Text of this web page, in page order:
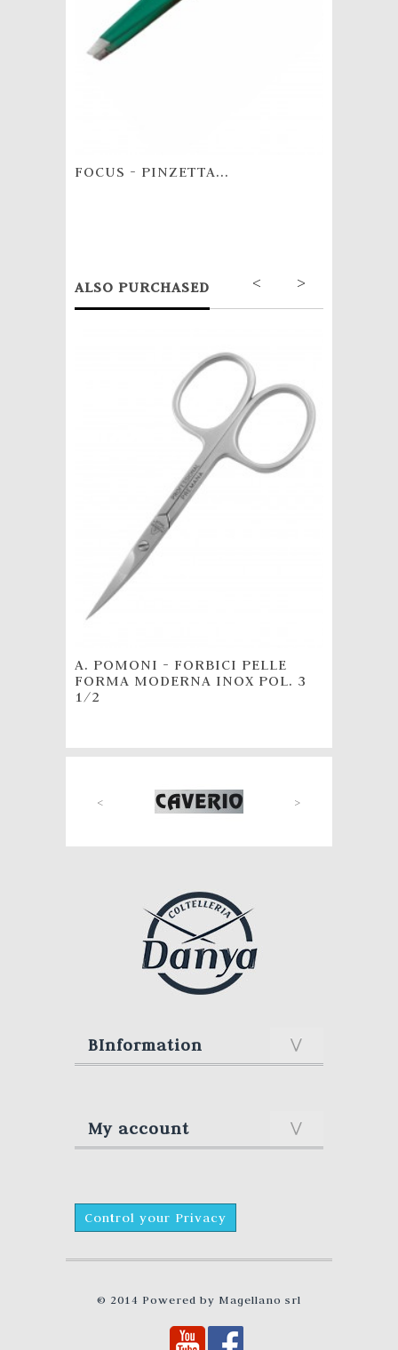
FOCUS - PINZETTA...
ALSO PURCHASED < >
A. POMONI - FORBICI PELLE
FORMA MODERNA INOX POL. 3
1/2
< >
BInformation
My account
Control your Privacy
© 2014 Powered by Magellano srl